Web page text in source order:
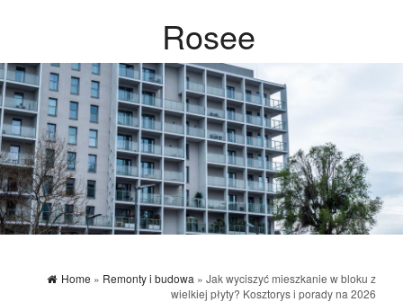
Rosee
Home » Remonty i budowa » Jak wyciszyć mieszkanie w bloku z
wielkiej płyty? Kosztorys i porady na 2026